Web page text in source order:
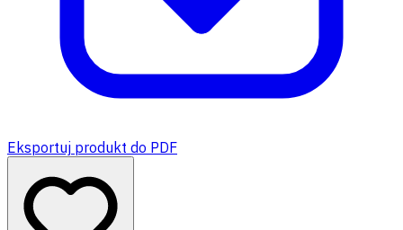
Eksportuj produkt do PDF